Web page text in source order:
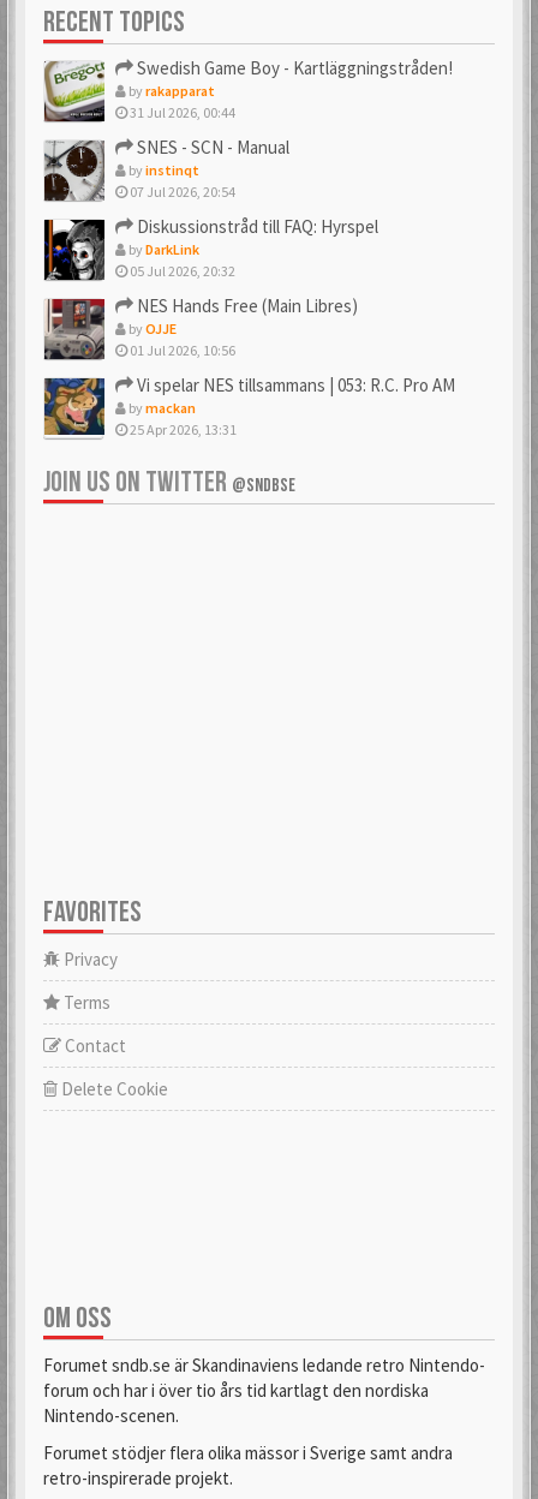
RECENT TOPICS
Swedish Game Boy - Kartläggningstråden!
byrakapparat
31 Jul 2026, 00:44
SNES - SCN - Manual
byinstinqt
07 Jul 2026, 20:54
Diskussionstråd till FAQ: Hyrspel
byDarkLink
05 Jul 2026, 20:32
NES Hands Free (Main Libres)
byOJJE
01 Jul 2026, 10:56
Vi spelar NES tillsammans | 053: R.C. Pro AM
bymackan
25 Apr 2026, 13:31
JOIN US ON TWITTER @SNDBSE
FAVORITES
Privacy
Terms
Contact
Delete Cookie
OM OSS
Forumet sndb.se är Skandinaviens ledande retro Nintendo-
forum och har i över tio års tid kartlagt den nordiska
Nintendo-scenen.
Forumet stödjer flera olika mässor i Sverige samt andra
retro-inspirerade projekt.